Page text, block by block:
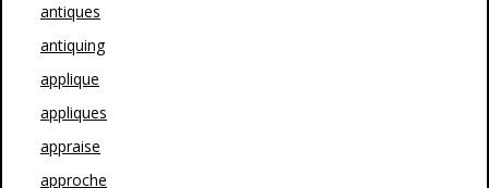
antiques
antiquing
applique
appliques
appraise
approche